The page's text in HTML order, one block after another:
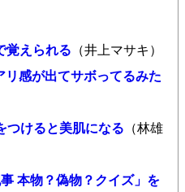
覚えられる （井上マサキ）
感が出てサボってるみた
つけると美肌になる （林雄
本物？偽物？クイズ」を